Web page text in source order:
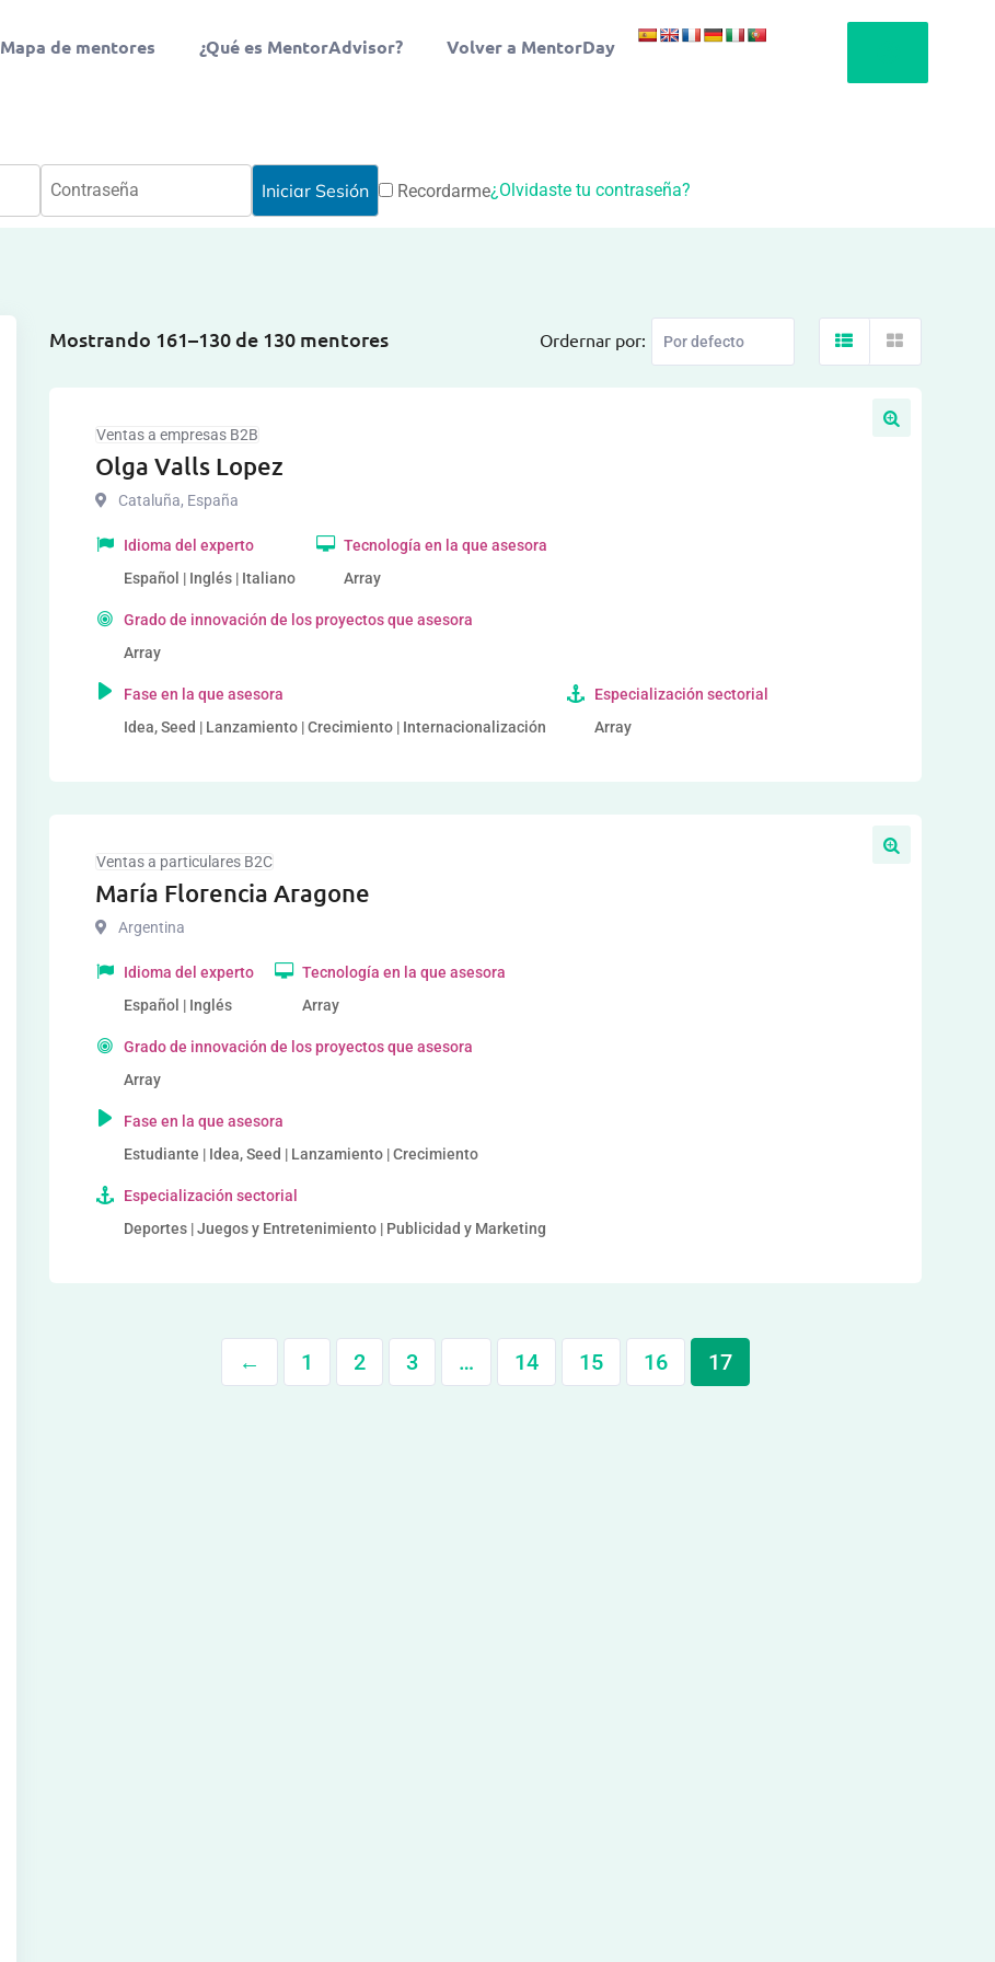
Mapa de mentores ¿Qué es MentorAdvisor? Volver a MentorDay
Recordarme¿Olvidaste tu contraseña?
Mostrando 161–130 de 130 mentores Ordernar por:
Ventas a empresas B2B
Olga Valls Lopez
Cataluña, España
Idioma del experto
Español | Inglés | Italiano
Tecnología en la que asesora
Array
Grado de innovación de los proyectos que asesora
Array
Fase en la que asesora
Idea, Seed | Lanzamiento | Crecimiento | Internacionalización
Especialización sectorial
Array
Ventas a particulares B2C
María Florencia Aragone
Argentina
Idioma del experto
Español | Inglés
Tecnología en la que asesora
Array
Grado de innovación de los proyectos que asesora
Array
Fase en la que asesora
Estudiante | Idea, Seed | Lanzamiento | Crecimiento
Especialización sectorial
Deportes | Juegos y Entretenimiento | Publicidad y Marketing
← 1 2 3 … 14 15 16 17